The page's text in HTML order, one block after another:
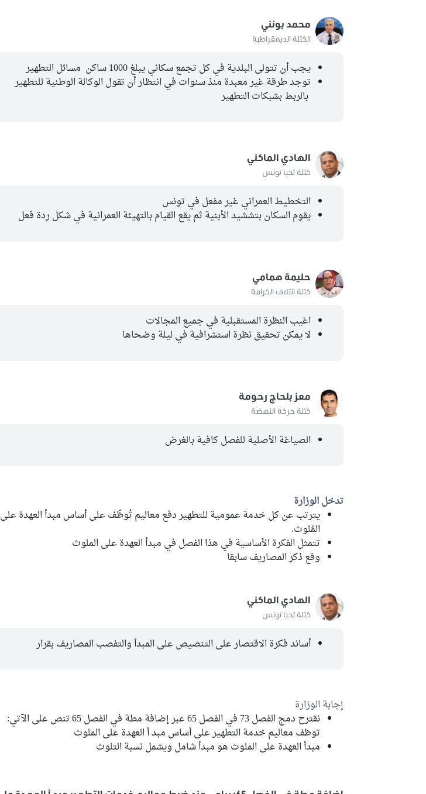
محمد بونني
الكتلة الديمقراطية
يجب أن تتولى البلدية في كل تجمع سكاني يبلغ 1000 ساكن مسائل التطهير
توجد طرقة غير معبدة منذ سنوات في انتظار أن تقول الوكالة الوطنية للتطهير
بالربط بشبكات التطهير
الهادي الماكني
كتلة تحيا تونس
التخطيط العمراني غير مفعل في تونس
يقوم السكان بتششيد الأبنية ثم يقع القيام بالتهيئة العمرانية في شكل ردة فعل
حليمة همامي
كتلة ائتلاف الكرامة
اغيب النظرة المستقبلية في جميع المجالات
لا يمكن تحقيق نظرة استشرافية في ليلة وضحاها
معز بلحاج رحومة
كتلة حركة النهضة
الصياغة الأصلية للفصل كافية بالغرض
تدخل الوزارة
يترتب عن كل خدمة عمومية للتطهير دفع معاليم تُوظّف على أساس مبدأ العهدة على
المُلوث.
تتمثل الفكرة الأساسية في هذا الفصل في مبدأ العهدة على الملوث
وقع ذكر المصاريف سابقا
الهادي الماكني
كتلة تحيا تونس
أساند فكرة الاقتصار على التنصيص على المبدأ والتفصب المصاريف بقرار
إجابة الوزارة
نقترح دمج الفصل 73 في الفصل 65 عبر إضافة مطة في الفصل 65 تنص على الآتي:
توظف معاليم خدمة التطهير على أساس مبد أ العهدة على الملوث
مبدأ العهدة على الملوث هو مبدأ شامل ويشمل نسبة التلوث